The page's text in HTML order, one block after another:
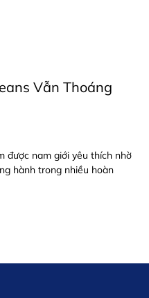
Vẫn Thoáng
được nam giới yêu thích nhờ
hành trong nhiều hoàn